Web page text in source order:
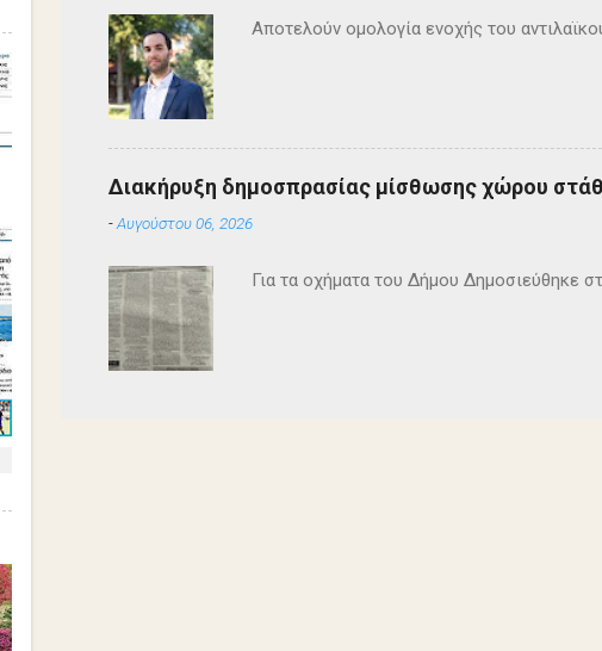
Αποτελούν ομολογία ενοχής του
Διακήρυξη δημοσπρασίας μίσθωσης χώρου
-Αυγούστου 06, 2026
Για τα οχήματα του Δήμου Δημοσιεύθηκε